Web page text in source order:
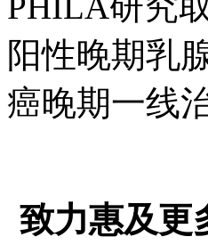
阳性晚期乳
癌晚期一线
致力惠及更